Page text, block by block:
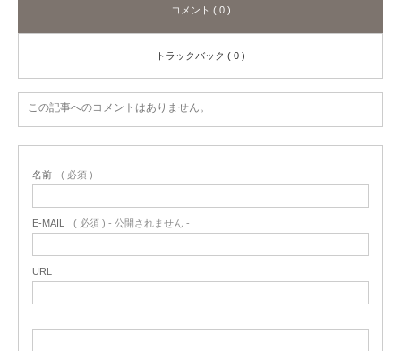
コメント ( 0 )
トラックバック ( 0 )
この記事へのコメントはありません。
名前 ( 必須 )
E-MAIL ( 必須 ) - 公開されません -
URL